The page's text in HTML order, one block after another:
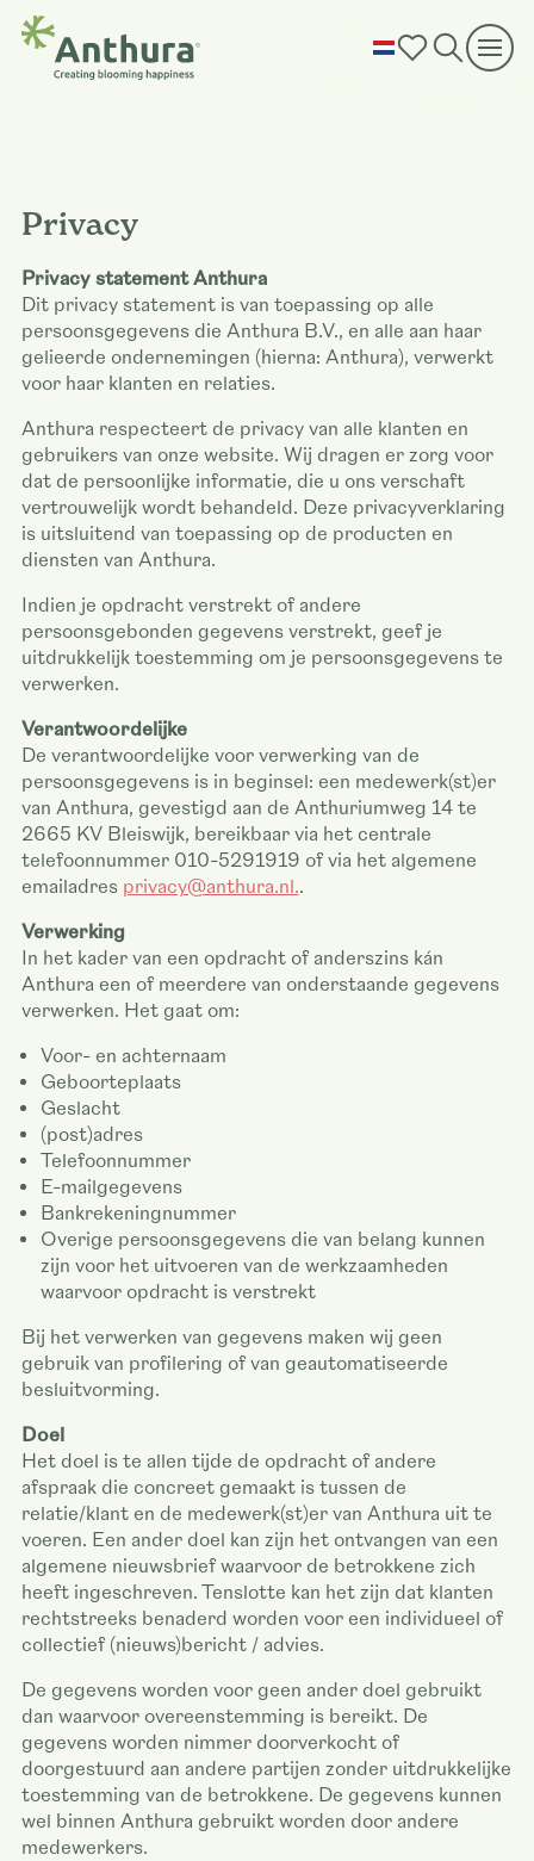
Privacy
Privacy statement Anthura
Dit privacy statement is van toepassing op alle
persoonsgegevens die Anthura B.V., en alle aan haar
gelieerde ondernemingen (hierna: Anthura), verwerkt
voor haar klanten en relaties.
Anthura respecteert de privacy van alle klanten en
gebruikers van onze website. Wij dragen er zorg voor
dat de persoonlijke informatie, die u ons verschaft
vertrouwelijk wordt behandeld. Deze privacyverklaring
is uitsluitend van toepassing op de producten en
diensten van Anthura.
Indien je opdracht verstrekt of andere
persoonsgebonden gegevens verstrekt, geef je
uitdrukkelijk toestemming om je persoonsgegevens te
verwerken.
Verantwoordelijke
De verantwoordelijke voor verwerking van de
persoonsgegevens is in beginsel: een medewerk(st)er
van Anthura, gevestigd aan de Anthuriumweg 14 te
2665 KV Bleiswijk, bereikbaar via het centrale
telefoonnummer 010-5291919 of via het algemene
emailadres privacy@anthura.nl..
Verwerking
In het kader van een opdracht of anderszins kán
Anthura een of meerdere van onderstaande gegevens
verwerken. Het gaat om:
Voor- en achternaam
Geboorteplaats
Geslacht
(post)adres
Telefoonnummer
E-mailgegevens
Bankrekeningnummer
Overige persoonsgegevens die van belang kunnen
zijn voor het uitvoeren van de werkzaamheden
waarvoor opdracht is verstrekt
Bij het verwerken van gegevens maken wij geen
gebruik van profilering of van geautomatiseerde
besluitvorming.
Doel
Het doel is te allen tijde de opdracht of andere
afspraak die concreet gemaakt is tussen de
relatie/klant en de medewerk(st)er van Anthura uit te
voeren. Een ander doel kan zijn het ontvangen van een
algemene nieuwsbrief waarvoor de betrokkene zich
heeft ingeschreven. Tenslotte kan het zijn dat klanten
rechtstreeks benaderd worden voor een individueel of
collectief (nieuws)bericht / advies.
De gegevens worden voor geen ander doel gebruikt
dan waarvoor overeenstemming is bereikt. De
gegevens worden nimmer doorverkocht of
doorgestuurd aan andere partijen zonder uitdrukkelijke
toestemming van de betrokkene. De gegevens kunnen
wel binnen Anthura gebruikt worden door andere
medewerkers.